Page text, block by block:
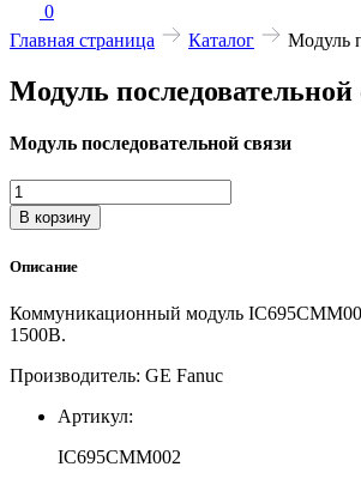
0
Главная страница
Каталог Модуль
Модуль последовательной
Модуль последовательной связи
Количество
товара
Модуль
связи
В корзину
Описание
Коммуникационный модуль
1500В.
Производитель: GE Fanuc
Артикул:
IC695CMM002